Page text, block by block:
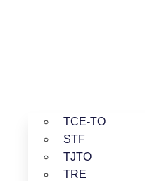
TCE-TO
STF
TJTO
TRE